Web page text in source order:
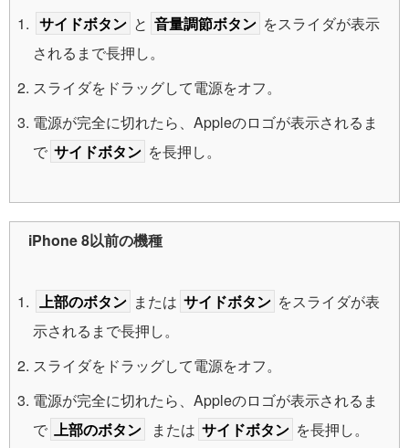
サイドボタン と 音量調節ボタン をスライダが表示
されるまで長押し。
スライダをドラッグして電源をオフ。
電源が完全に切れたら、Appleのロゴが表示されるま
で サイドボタン を長押し。
iPhone 8以前の機種
上部のボタン または サイドボタン をスライダが表
示されるまで長押し。
スライダをドラッグして電源をオフ。
電源が完全に切れたら、Appleのロゴが表示されるま
で 上部のボタン または サイドボタン を長押し。